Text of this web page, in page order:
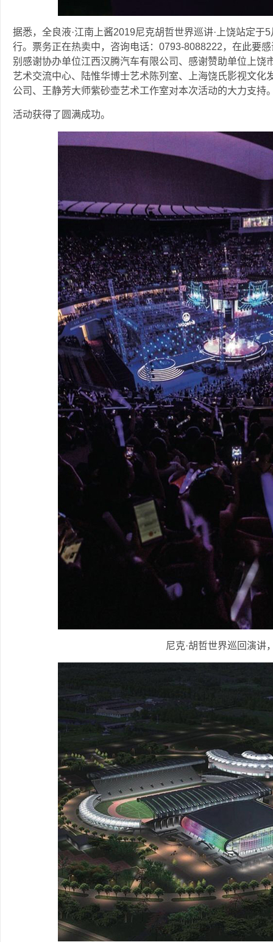
据悉，全良液·江南上酱2019尼克胡哲世界巡讲·上饶站定
行。票务正在热卖中，咨询电话：0793-8088222，在此要
别感谢协办单位江西汉腾汽车有限公司、感谢赞助单位上饶
艺术交流中心、陆惟华博士艺术陈列室、上海饶氏影视文化
公司、王静芳大师紫砂壶艺术工作室对本次活动的大力支持
活动获得了圆满成功。
尼克·胡哲世界巡回演讲